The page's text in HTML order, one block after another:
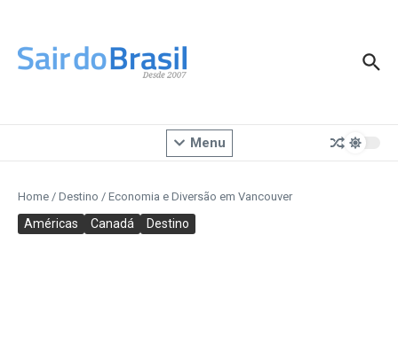
Menu
Home / Destino / Economia e Diversão em Vancouver
Américas Canadá Destino